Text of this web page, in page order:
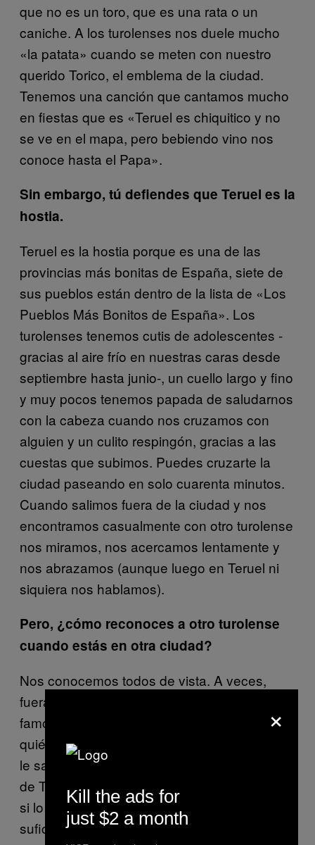
que no es un toro, que es una rata o un
caniche. A los turolenses nos duele mucho
«la patata» cuando se meten con nuestro
querido Torico, el emblema de la ciudad.
Tenemos una canción que cantamos mucho
en fiestas que es «Teruel es chiquitico y no
se ve en el mapa, pero bebiendo vino nos
conoce hasta el Papa».
Sin embargo, tú defiendes que Teruel es la
hostia.
Teruel es la hostia porque es una de las
provincias más bonitas de España, siete de
sus pueblos están dentro de la lista de «Los
Pueblos Más Bonitos de España». Los
turolenses tenemos cutis de adolescentes -
gracias al aire frío en nuestras caras desde
septiembre hasta junio-, un cuello largo y fino
y muy pocos tenemos papada de saludarnos
con la cabeza cuando nos cruzamos con
alguien y un culito respingón, gracias a las
cuestas que subimos. Puedes cruzarte la
ciudad paseando en solo cuarenta minutos.
Cuando salimos fuera de la ciudad y nos
encontramos casualmente con otro turolense
nos miramos, nos acercamos lentamente y
nos abrazamos (aunque luego en Teruel ni
siquiera nos hablamos).
Pero, ¿cómo reconoces a otro turolense
cuando estás en otra ciudad?
Nos conocemos todos de vista. A veces,
fuera de Teruel, si me cruzo con algún
famoso que me suena pero no identifico
quién es, me creo que es alguien de Teruel y
le saludo. Y cuando alguien tiene un amigo
de Teruel me dice su nombre y me pregunta
si lo conozco, como si con ese dato fuera
suficiente. Y, en efecto, solo con el nombre y
×
Kill the ads for
just $2 a month